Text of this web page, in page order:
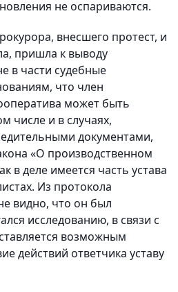
не оспариваются.
внесшего протест, и
пришла к выводу
в части судебные
что член
может быть
числе и в случаях,
документами,
«О производственном
в деле имеется часть устава
Из протокола
видно, что он был
исследованию, в связи с
возможным
действий ответчика уставу